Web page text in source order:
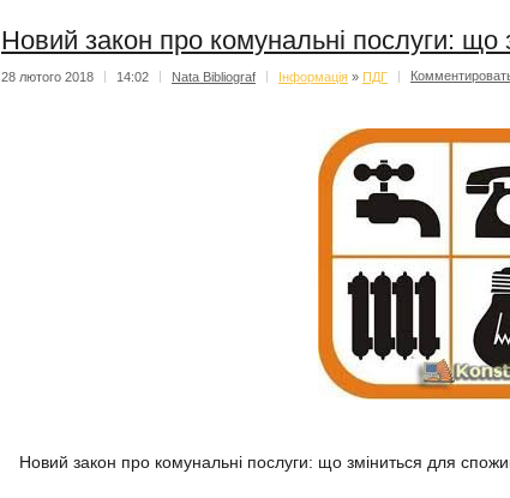
Новий закон про комунальні послуги: що
28 лютого 2018 14:02 Nata Bibliograf Iнформацiя » ПДГ
Новий закон про комунальні послуги: що зміниться для